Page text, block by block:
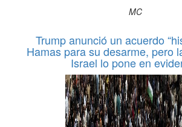
MC
Trump anunció un acuerdo
Hamas para su desarme, pero
Israel lo pone en